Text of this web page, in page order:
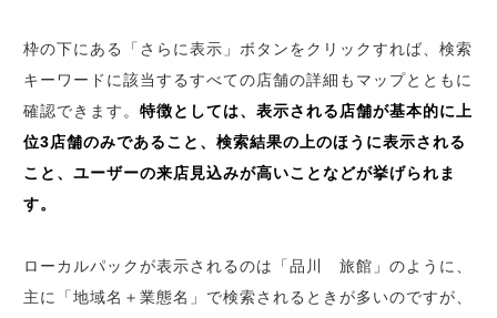
枠の下にある「さらに表示」ボタンをクリックすれば、検索
キーワードに該当するすべての店舗の詳細もマップとともに
確認できます。特徴としては、表示される店舗が基本的に上
位3店舗のみであること、検索結果の上のほうに表示される
こと、ユーザーの来店見込みが高いことなどが挙げられま
す。
ローカルパックが表示されるのは「品川 旅館」のように、
主に「地域名＋業態名」で検索されるときが多いのですが、